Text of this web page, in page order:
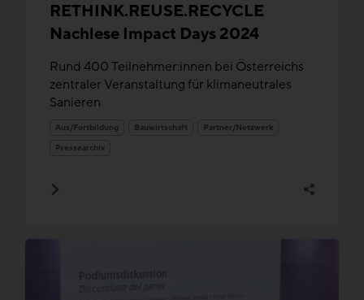
RETHINK.REUSE.RECYCLE
Nachlese Impact Days 2024
Rund 400 Teilnehmer:innen bei Österreichs
zentraler Veranstaltung für klimaneutrales
Sanieren
Aus/Fortbildung Bauwirtschaft
Partner/Netzwerk
Pressearchiv